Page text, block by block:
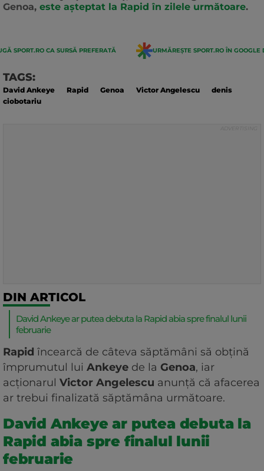
Genoa, este așteptat la Rapid în zilele următoare.
SPORT.RO CA SURSĂ PREFERATĂ URMĂREȘTE SPORT.RO ÎN GOOGLE
TAGS:
David Ankeye Rapid Genoa Victor Angelescu
denis
ciobotariu
DIN ARTICOL
David Ankeye ar putea debuta la Rapid abia spre finalul lunii
februarie
Rapid încearcă de câteva săptămâni să obțină
împrumutul lui Ankeye de la Genoa, iar
acționarul Victor Angelescu anunță că afacerea
ar trebui finalizată săptămâna următoare.
David Ankeye ar putea debuta la
Rapid abia spre finalul lunii
februarie